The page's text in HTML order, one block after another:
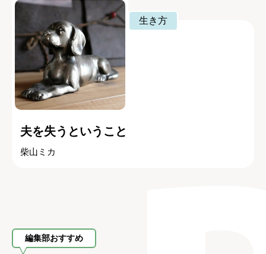
生き方
夫を失うということ
柴山ミカ
編集部おすすめ